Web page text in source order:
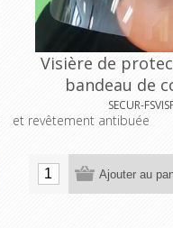
Visière de
bandeau de
SECUR-
et revêtement antibuée
Ajouter au